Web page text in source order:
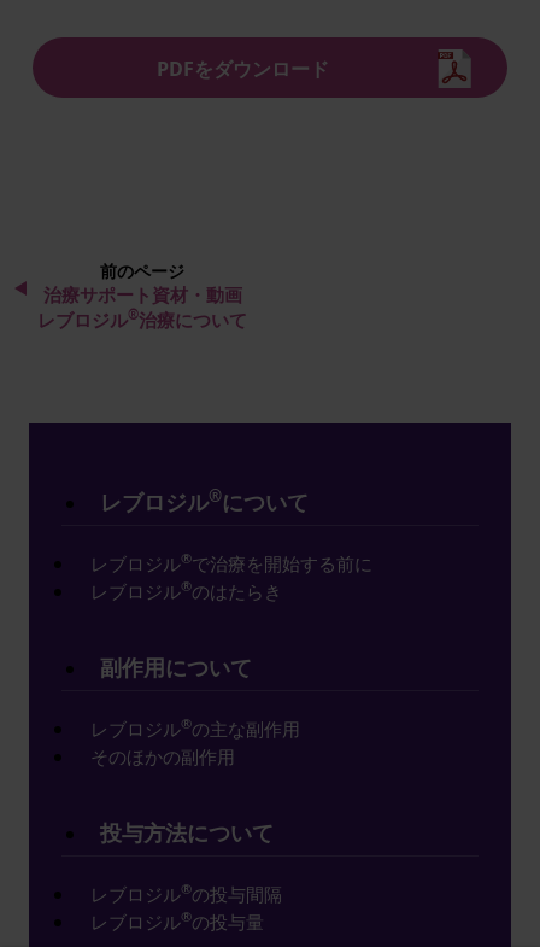
PDFをダウンロード
治療サポート資材・動画
レブロジル®治療について
前のページ
レブロジル®について
レブロジル®で治療を開始する前に
レブロジル®のはたらき
副作用について
レブロジル®の主な副作用
そのほかの副作用
投与方法について
レブロジル®の投与間隔
レブロジル®の投与量